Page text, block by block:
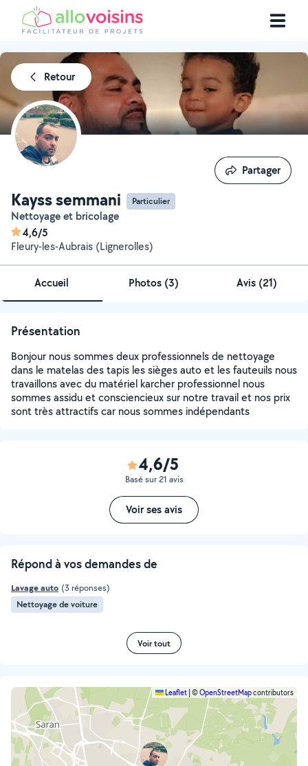
Retour
Kayss semmani Particulier
Nettoyage et bricolage
4,6/5
Fleury-les-Aubrais (Lignerolles)
Partager
Partager
Accueil Photos (3) Avis (21)
Présentation
Bonjour nous sommes deux professionnels de nettoyage
dans le matelas des tapis les sièges auto et les fauteuils nous
travaillons avec du matériel karcher professionnel nous
sommes assidu et consciencieux sur notre travail et nos prix
sont très attractifs car nous sommes indépendants
4,6/5
Basé sur 21 avis
Voir ses avis
Répond à vos demandes de
Lavage auto (3 réponses)
Nettoyage de voiture
Voir tout
Leaflet ©OpenStreetMapcontributors